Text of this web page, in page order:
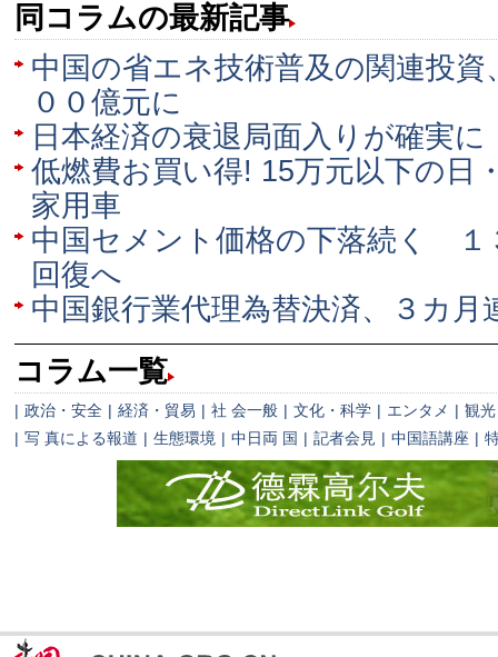
同コラムの最新記事
中国の省エネ技術普及の関連投
００億元に
日本経済の衰退局面入りが確実に
低燃費お買い得! 15万元以下の日
家用車
中国セメント価格の下落続く １
回復へ
中国銀行業代理為替決済、３カ月
コラム一覧
| 政治・安全 | 経済・貿易 | 社 会一般 | 文化・科学 | エンタメ | 観光
| 写 真による報道 | 生態環境 | 中日両 国 | 記者会見 | 中国語講座 |